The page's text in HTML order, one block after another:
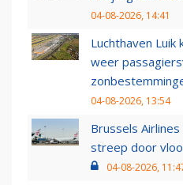
04-08-2026, 14:41
Luchthaven
weer
04-08-2026, 13:54
Brussels
streep door
04-08-2026,